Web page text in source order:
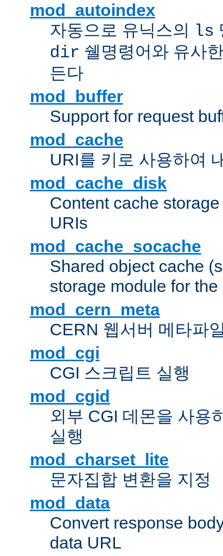
mod_autoindex
자동으로 유닉스의 ls
dir 쉘명령어와 유사
든다
mod_buffer
Support for request
mod_cache
URI를 키로 사용하여
mod_cache_disk
Content cache
URIs
mod_cache_socache
Shared object cache
storage module for
mod_cern_meta
CERN 웹서버 메타파
mod_cgi
CGI 스크립트 실행
mod_cgid
외부 CGI 데몬을 사용
실행
mod_charset_lite
문자집합 변환을 지정
mod_data
Convert response
data URL